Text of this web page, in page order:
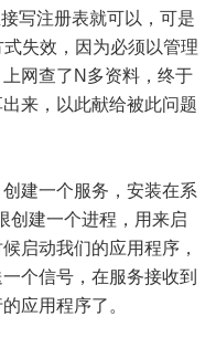
写注册表就可以，可是
失效，因为必须以管理
网查了N多资料，终于
来，以此献给被此问题
建一个服务，安装在系
创建一个进程，用来启
启动我们的应用程序，
个信号，在服务接收到
应用程序了。